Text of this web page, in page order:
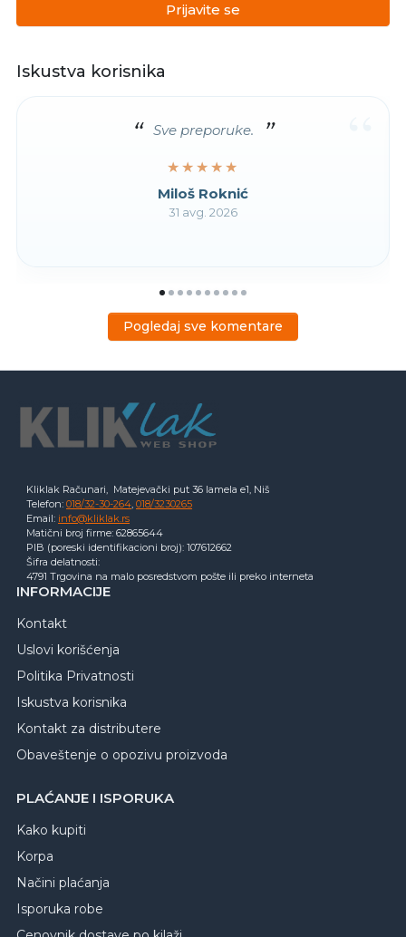
Prijavite se
Iskustva korisnika
Sve preporuke.
★★★★★
★★★★★
Miloš Roknić
31 avg. 2026
Pogledaj sve komentare
Kliklak Računari, Matejevački put 36 lamela e1, Niš
Telefon: 018/32-30-264, 018/3230265
Email: info@kliklak.rs
Matični broj firme: 62865644
PIB (poreski identifikacioni broj): 107612662
Šifra delatnosti:
4791 Trgovina na malo posredstvom pošte ili preko interneta
INFORMACIJE
Kontakt
Uslovi korišćenja
Politika Privatnosti
Iskustva korisnika
Kontakt za distributere
Obaveštenje o opozivu proizvoda
PLAĆANJE I ISPORUKA
Kako kupiti
Korpa
Načini plaćanja
Isporuka robe